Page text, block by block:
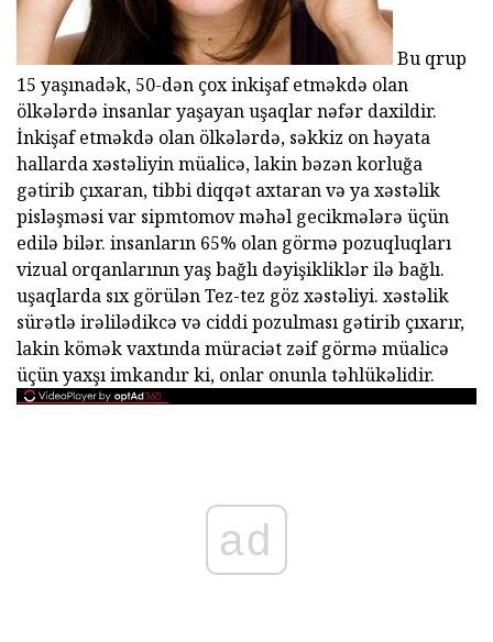
Bu qrup
15 yaşınadək, 50-dən çox inkişaf etməkdə olan
ölkələrdə insanlar yaşayan uşaqlar nəfər daxildir.
İnkişaf etməkdə olan ölkələrdə, səkkiz on həyata
hallarda xəstəliyin müalicə, lakin bəzən korluğa
gətirib çıxaran, tibbi diqqət axtaran və ya xəstəlik
pisləşməsi var sipmtomov məhəl gecikmələrə üçün
edilə bilər. insanların 65% olan görmə pozuqluqları
vizual orqanlarının yaş bağlı dəyişikliklər ilə bağlı.
uşaqlarda sıx görülən Tez-tez göz xəstəliyi. xəstəlik
sürətlə irəlilədikcə və ciddi pozulması gətirib çıxarır,
lakin kömək vaxtında müraciət zəif görmə müalicə
üçün yaxşı imkandır ki, onlar onunla təhlükəlidir.
ad